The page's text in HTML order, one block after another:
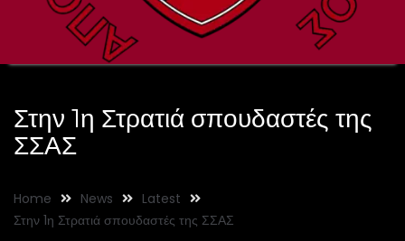
Στην 1η Στρατιά σπουδαστές της
ΣΣΑΣ
Home News
Latest
Στην 1η Στρατιά σπουδαστές της ΣΣΑΣ